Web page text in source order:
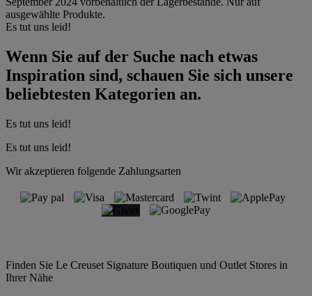
ausgewählte Produkte.
Es tut uns leid!
Wenn Sie auf der Suche nach etwas
Inspiration sind, schauen Sie sich unsere
beliebtesten Kategorien an.
Es tut uns leid!
Es tut uns leid!
Wir akzeptieren folgende Zahlungsarten
Finden Sie Le Creuset Signature Boutiquen und Outlet Stores in
Ihrer Nähe